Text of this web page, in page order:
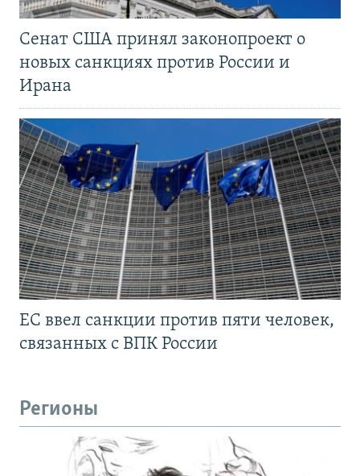
Сенат США принял законопроект о
новых санкциях против России и
Ирана
ЕС ввел санкции против пяти человек,
связанных с ВПК России
Регионы